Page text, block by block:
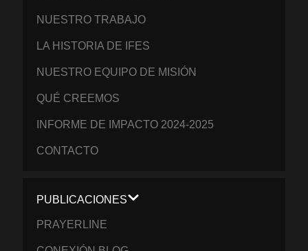
NUESTRO TRABAJO
LA HISTORIA DE IFES
NUESTRO EQUIPO DE MISIÓN
QUÉ CREEMOS
INFORME DE IMPACTO 2024-2025
CONTACTO
PUBLICACIONES
PRAYERLINE